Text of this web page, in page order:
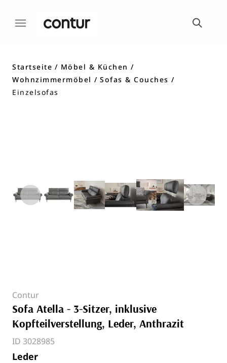
Startseite
Möbel & Küchen
Wohnzimmermöbel
Sofas & Couches
Einzelsofas
Contur
Sofa Atella - 3-Sitzer, inklusive
Kopfteilverstellung, Leder, Anthrazit
ID 3028985
Leder